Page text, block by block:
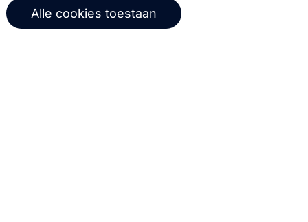
Copernica-nieuws
Carrière bij Copernica
De Ruijterkade 112
1011 AB
Alle cookies toestaan